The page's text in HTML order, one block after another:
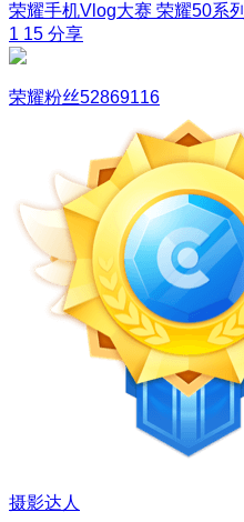
荣耀手机Vlog大赛 荣耀50系列
1 15 分享
荣耀粉丝52869116
摄影达人